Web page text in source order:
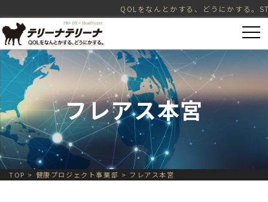
QOLをなんとかする、どうにかする。
フレアス本宮
TOP > 健康プロジェクト事業部 > フレアス本宮